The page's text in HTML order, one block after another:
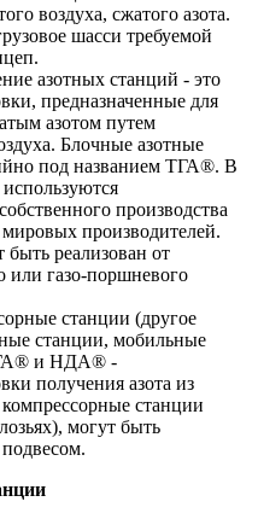
воздуха, сжатого азота.
шасси требуемой
азотных станций - это
предназначенные для
азотом путем
Блочные азотные
под названием ТГА®. В
производства
производителей.
реализован от
или газо-поршневого
станции (другое
станции, мобильные
и НДА® -
получения азота из
станции
могут быть